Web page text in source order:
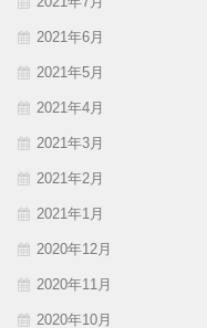
2021年6月
2021年5月
2021年4月
2021年3月
2021年2月
2021年1月
2020年12月
2020年11月
2020年10月